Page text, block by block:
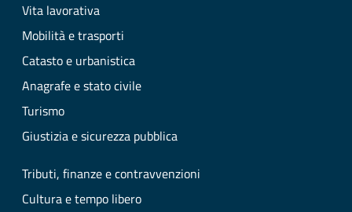
Vita lavorativa
Mobilità e trasporti
Catasto e urbanistica
Anagrafe e stato civile
Turismo
Giustizia e sicurezza pubblica
Tributi, finanze e contravvenzioni
Cultura e tempo libero